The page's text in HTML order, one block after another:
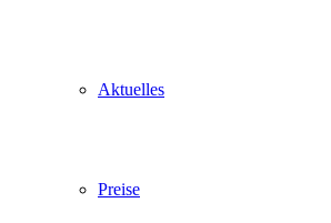
Aktuelles
Preise